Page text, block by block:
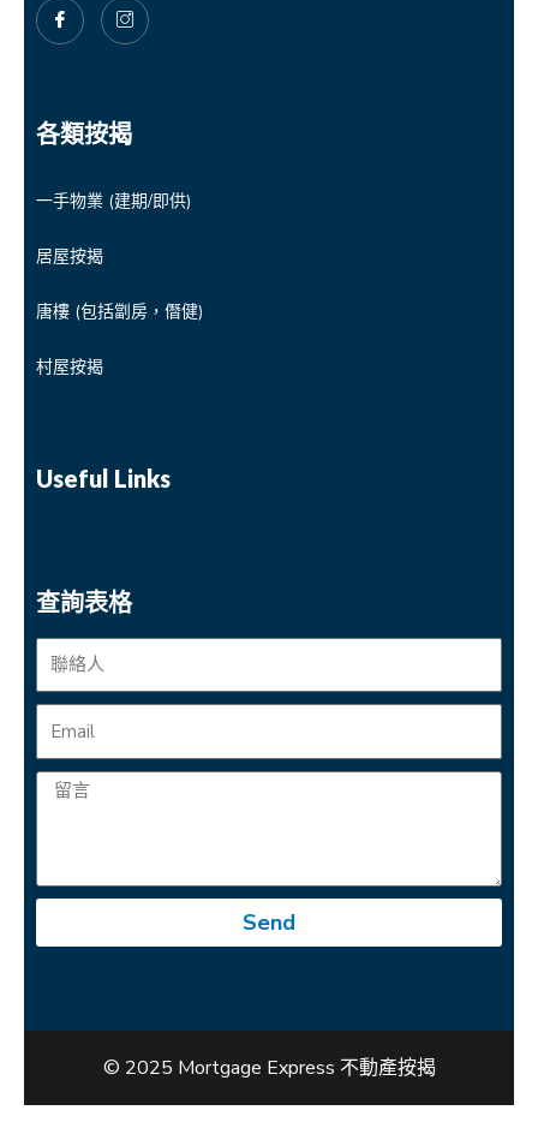
各類按揭
一手物業 (建期/即供)
居屋按揭
唐樓 (包括劏房，僭健)
村屋按揭
Useful Links
查詢表格
Send
© 2025 Mortgage Express 不動產按揭